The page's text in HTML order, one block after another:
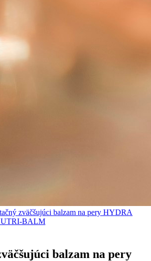
zväčšujúci balzam na pery HYDRA
BALM
balzam na pery